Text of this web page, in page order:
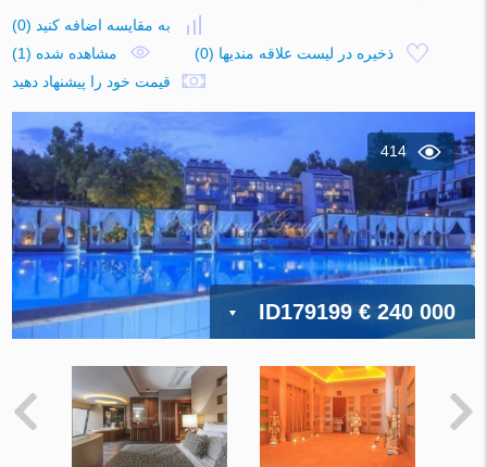
به مقایسه اضافه کنید (
0
)
ذخیره در لیست علاقه مندیها (
0
)
مشاهده شده (1)
قیمت خود را پیشنهاد دهید
414
ID179199€ 240 000